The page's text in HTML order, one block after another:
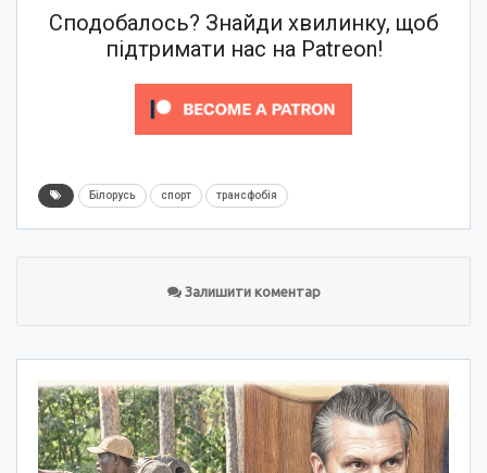
Сподобалось? Знайди хвилинку, щоб
підтримати нас на Patreon!
Білорусь спорт трансфобія
Залишити коментар